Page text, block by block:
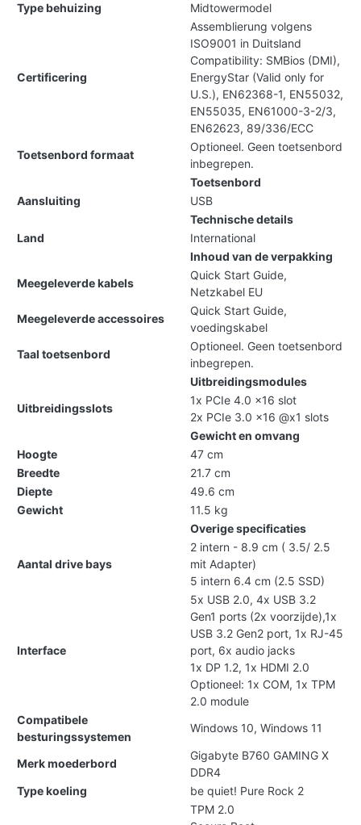
Type behuizing Midtowermodel
Certificering
Assemblierung volgens
ISO9001 in Duitsland
Compatibility: SMBios (DMI),
EnergyStar (Valid only for
U.S.), EN62368-1, EN55032,
EN55035, EN61000-3-2/3,
EN62623, 89/336/ECC
Toetsenbord formaat
Optioneel. Geen toetsenbord
inbegrepen.
Toetsenbord
Aansluiting
USB
Technische details
Land
International
Inhoud van de verpakking
Meegeleverde kabels
Quick Start Guide,
Netzkabel EU
Meegeleverde accessoires
Quick Start Guide,
voedingskabel
Taal toetsenbord
Optioneel. Geen toetsenbord
inbegrepen.
Uitbreidingsmodules
Uitbreidingsslots
1x PCIe 4.0 x16 slot
2x PCIe 3.0 x16 @x1 slots
Gewicht en omvang
Hoogte
47 cm
Breedte
21.7 cm
Diepte
49.6 cm
Gewicht
11.5 kg
Overige specificaties
Aantal drive bays
2 intern - 8.9 cm ( 3.5/ 2.5
mit Adapter)
5 intern 6.4 cm (2.5 SSD)
Interface
5x USB 2.0, 4x USB 3.2
Gen1 ports (2x voorzijde),1x
USB 3.2 Gen2 port, 1x RJ-45
port, 6x audio jacks
1x DP 1.2, 1x HDMI 2.0
Optioneel: 1x COM, 1x TPM
2.0 module
Compatibele
besturingssystemen
Windows 10, Windows 11
Merk moederbord
Gigabyte B760 GAMING X
DDR4
Type koeling
be quiet! Pure Rock 2
TPM 2.0